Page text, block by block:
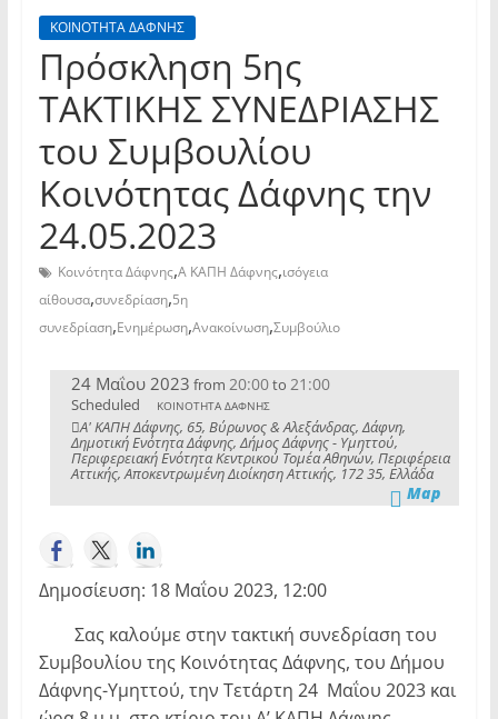
ΚΟΙΝΟΤΗΤΑ ΔΑΦΝΗΣ
Πρόσκληση 5ης
TAKTIKHΣ ΣΥΝΕΔΡΙΑΣΗΣ
του Συμβουλίου
Κοινότητας Δάφνης την
24.05.2023
Κοινότητα Δάφνης,Α ΚΑΠΗ Δάφνης,ισόγεια
αίθουσα,συνεδρίαση,5η
συνεδρίαση,Ενημέρωση,Ανακοίνωση,Συμβούλιο
24 Μαΐου 2023 from 20:00to 21:00
Scheduled ΚΟΙΝΟΤΗΤΑ ΔΑΦΝΗΣ
Α' ΚΑΠΗ Δάφνης, 65, Βύρωνος & Αλεξάνδρας, Δάφνη,
Δημοτική Ενότητα Δάφνης, Δήμος Δάφνης - Υμηττού,
Περιφερειακή Ενότητα Κεντρικού Τομέα Αθηνών, Περιφέρεια
Αττικής, Αποκεντρωμένη Διοίκηση Αττικής, 172 35, Ελλάδα
Map
Δημοσίευση: 18 Μαΐου 2023, 12:00
Σας καλούμε στην τακτική συνεδρίαση του
Συμβουλίου της Κοινότητας Δάφνης, του Δήμου
Δάφνης-Υμηττού, την Τετάρτη 24 Μαΐου 2023 και